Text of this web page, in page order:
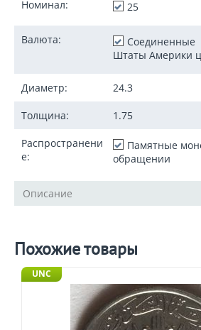
Номинал: 25
Валюта:
Соединенные
Штаты Америки
Диаметр: 24.3
Толщина: 1.75
Распространени
е:
Памятные
обращении
Описание
Похожие товары
UNC